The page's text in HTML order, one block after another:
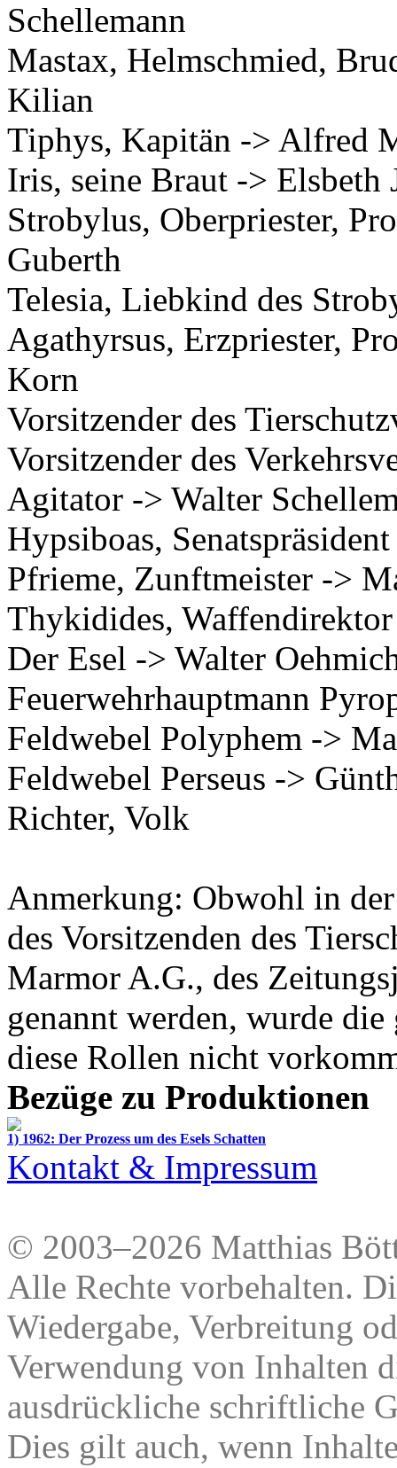
Schellemann
Mastax, Helmschmied,
Kilian
Tiphys, Kapitän -> Alfred
Iris, seine Braut -> Elsbeth
Strobylus, Oberpriester,
Guberth
Telesia, Liebkind des
Agathyrsus, Erzpriester,
Korn
Vorsitzender des
Vorsitzender des
Agitator -> Walter
Hypsiboas,
Pfrieme, Zunftmeister ->
Thykidides,
Der Esel -> Walter
Feuerwehrhauptmann
Feldwebel Polyphem ->
Feldwebel Perseus ->
Richter, Volk
Anmerkung: Obwohl in
des Vorsitzenden des
Marmor A.G., des
genannt werden, wurde
diese Rollen nicht
Bezüge zu Produktionen
1) 1962: Der Prozess um des Esels Schatten
Kontakt & Impressum
© 2003–2026 Matthias
Alle Rechte vorbehalten.
Wiedergabe, Verbreitung
Verwendung von Inhalten
ausdrückliche schriftliche
Dies gilt auch, wenn